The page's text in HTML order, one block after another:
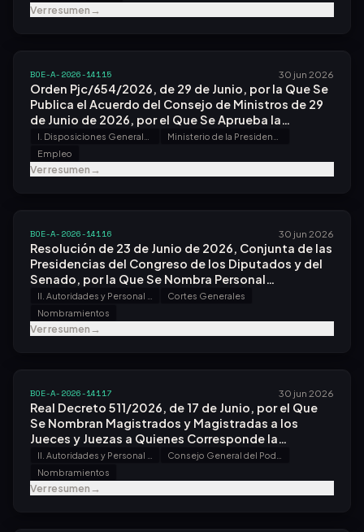
Ver resumen→
BOE-A-2026-14115 30 jun 2026
Orden Pjc/654/2026, de 29 de Junio, por la Que Se
Publica el Acuerdo del Consejo de Ministros de 29
de Junio de 2026, por el Que Se Aprueba la
Segunda Prórroga del Mecanismo Red de
Flexibilidad y Estabilización del Empleo para el
Sector de la Fabricación de Vehículos de Motor,
Activado por el Acuerdo del Consejo de Ministros
Estatuto de los Trabajadores, Aprobado por el Real
Decreto Legislativo 2/2015, de 23 de Octubre.
Empleo
Ver resumen→
BOE-A-2026-14116 30 jun 2026
Resolución de 23 de Junio de 2026, Conjunta de las
Presidencias del Congreso de los Diputados y del
Senado, por la Que Se Nombra Personal
Funcionario del Cuerpo de Asesores Facultativos
de las Cortes Generales, Especialidad en
Informática.
Cortes Generales
Nombramientos
Ver resumen→
BOE-A-2026-14117 30 jun 2026
Real Decreto 511/2026, de 17 de Junio, por el Que
Se Nombran Magistrados y Magistradas a los
Jueces y Juezas a Quienes Corresponde la
Promoción por el Turno de Antigüedad.
Nombramientos
Ver resumen→